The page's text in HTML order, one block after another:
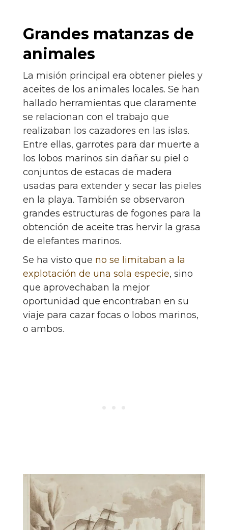
Grandes matanzas de
animales
La misión principal era obtener pieles y
aceites de los animales locales. Se han
hallado herramientas que claramente
se relacionan con el trabajo que
realizaban los cazadores en las islas.
Entre ellas, garrotes para dar muerte a
los lobos marinos sin dañar su piel o
conjuntos de estacas de madera
usadas para extender y secar las pieles
en la playa. También se observaron
grandes estructuras de fogones para la
obtención de aceite tras hervir la grasa
de elefantes marinos.
Se ha visto que no se limitaban a la
explotación de una sola especie, sino
que aprovechaban la mejor
oportunidad que encontraban en su
viaje para cazar focas o lobos marinos,
o ambos.